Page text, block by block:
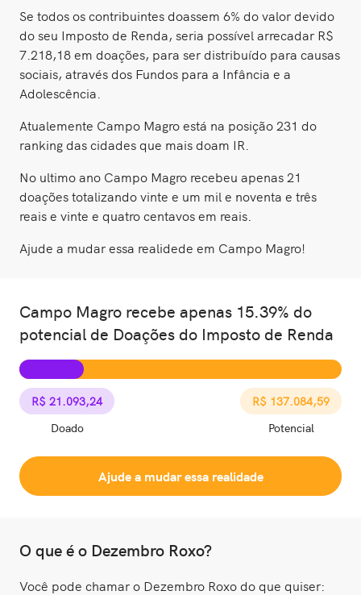
Se todos os contribuintes doassem 6% do valor devido
do seu Imposto de Renda, seria possível arrecadar R$
7.218,18 em doações, para ser distribuído para causas
sociais, através dos Fundos para a Infância e a
Adolescência.
Atualemente Campo Magro está na posição 231 do
ranking das cidades que mais doam IR.
No ultimo ano Campo Magro recebeu apenas 21
doações totalizando vinte e um mil e noventa e três
reais e vinte e quatro centavos em reais.
Ajude a mudar essa realidede em Campo Magro!
Campo Magro recebe apenas 15.39% do
potencial de Doações do Imposto de Renda
R$ 21.093,24
Doado
R$ 137.084,59
Potencial
Ajude a mudar essa realidade
O que é o Dezembro Roxo?
Você pode chamar o Dezembro Roxo do que quiser: